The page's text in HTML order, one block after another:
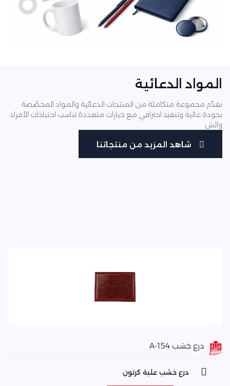
المواد الدعائية
نقدّم مجموعة متكاملة من المنتجات الدعائية والمواد المخصّصة
بجودة عالية وتنفيذ احترافي مع خيارات متعددة تناسب احتياجات الأفراد
والش
شاهد المزيد من منتجاتنا
درع خشب A-154
درع خشب علبة كرتون